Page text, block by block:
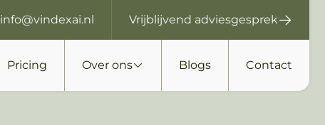
info@vindexai.nl Vrijblijvend adviesgesprek
Pricing Over ons Blogs Contact